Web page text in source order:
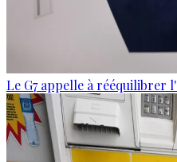
Le G7 appelle à rééquilibrer